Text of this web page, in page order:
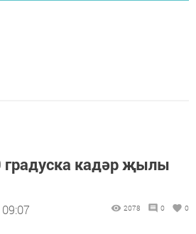
градуска кадәр җылы
2078 0 0